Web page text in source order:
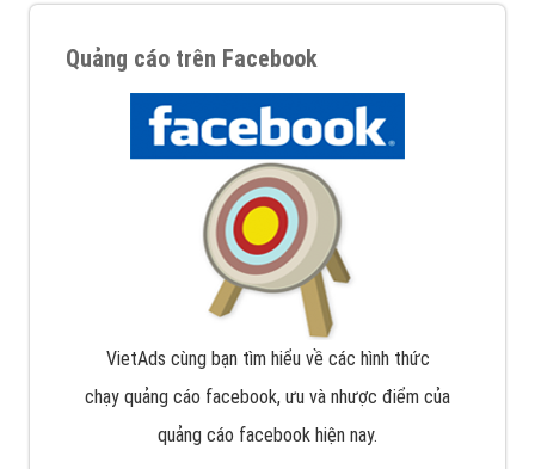
Quảng cáo trên Facebook
VietAds cùng bạn tìm hiểu về các hình thức
chạy quảng cáo facebook, ưu và nhược điểm của
quảng cáo facebook hiện nay.